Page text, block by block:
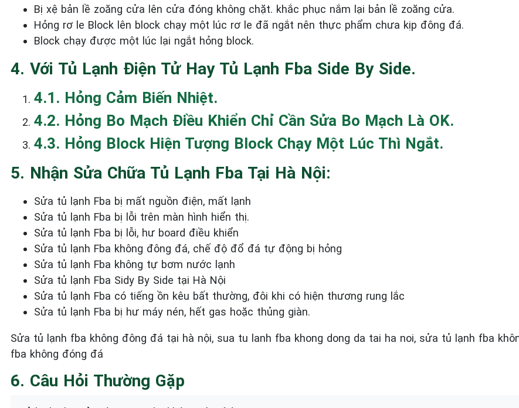
Bị xệ bản lề zoăng cửa lên cửa đóng không chặt. khắc phục nắm lại bản lề zoăng cửa.
Hỏng rơ le Block lên block chạy một lúc rơ le đã ngắt nên thực phẩm chưa kịp đông đá.
Block chạy được một lúc lại ngắt hỏng block.
4. Với Tủ Lạnh Điện Tử Hay Tủ Lạnh Fba Side By Side.
4.1. Hỏng Cảm Biến Nhiệt.
4.2. Hỏng Bo Mạch Điều Khiển Chỉ Cần Sửa Bo Mạch Là OK.
4.3. Hỏng Block Hiện Tượng Block Chạy Một Lúc Thì Ngắt.
5. Nhận Sửa Chữa Tủ Lạnh Fba Tại Hà Nội:
Sửa tủ lạnh Fba bị mất nguồn điện, mất lạnh
Sửa tủ lạnh Fba bị lỗi trên màn hình hiển thị.
Sửa tủ lạnh Fba bị lỗi, hư board điều khiển
Sửa tủ lạnh Fba không đông đá, chế độ đổ đá tự động bị hỏng
Sửa tủ lạnh Fba không tự bơm nước lạnh
Sửa tủ lạnh Fba Sidy By Side tại Hà Nội
Sửa tủ lạnh Fba có tiếng ồn kêu bất thường, đôi khi có hiện thương rung lắc
Sửa tủ lạnh Fba bị hư máy nén, hết gas hoặc thủng giàn.
Sửa tủ lạnh fba không đông đá tại hà nội, sua tu lanh fba khong dong da tai ha noi, sửa tủ lạnh fba
fba không đóng đá
6. Câu Hỏi Thường Gặp